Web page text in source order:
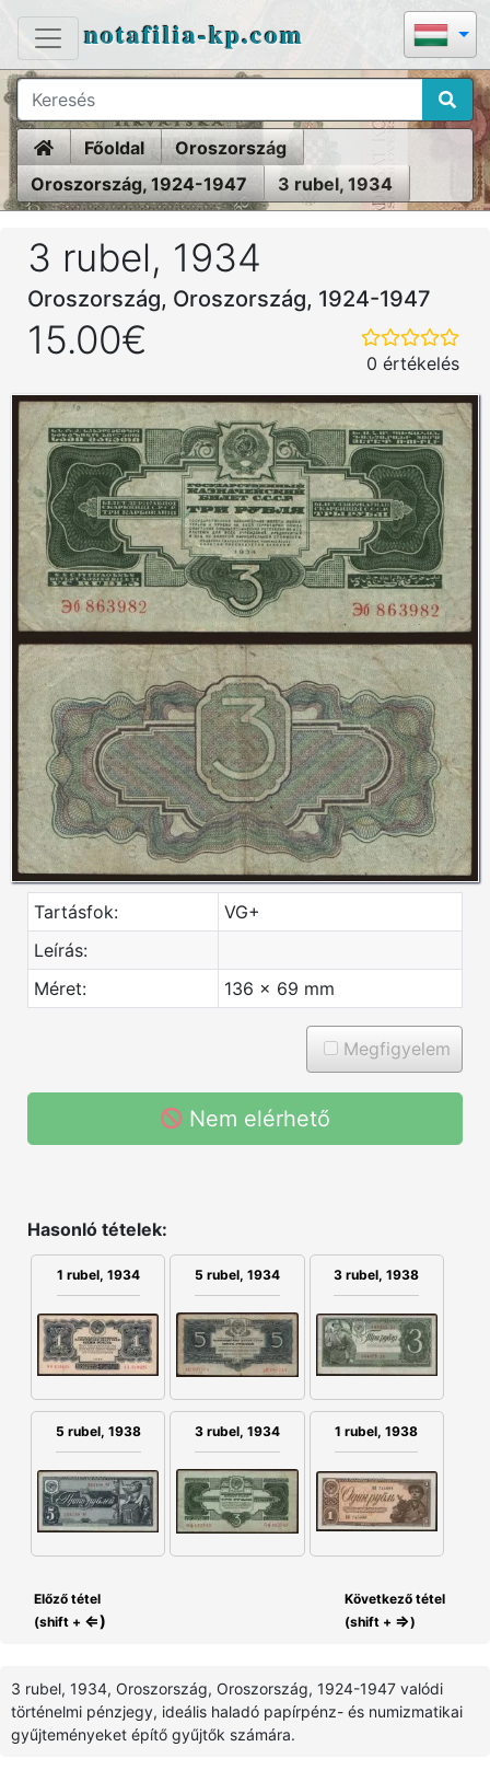
notafilia-kp.com
HomeFőoldal
Oroszország
Oroszország, 1924-1947
3 rubel, 1934
3 rubel, 1934
Oroszország, Oroszország, 1924-1947
15.00€
0 értékelés
Tartásfok:
VG+
Leírás:
Méret:
136 x 69 mm
Megfigyelem
Nem elérhető
Hasonló tételek:
1 rubel, 1934 5 rubel, 1934 3 rubel, 1938
5 rubel, 1938 3 rubel, 1934 1 rubel, 1938
Előző tétel
(shift + ⇐)
Következő tétel
(shift + ⇒)
3 rubel, 1934, Oroszország, Oroszország, 1924-1947 valódi
történelmi pénzjegy, ideális haladó papírpénz- és numizmatikai
gyűjteményeket építő gyűjtők számára.